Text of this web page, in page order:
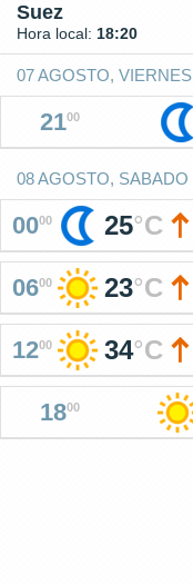
Suez
Hora local: 18:20
07 AGOSTO, VIERNES
2100
08 AGOSTO, SABADO
0000 25°C
0600 23°C
1200 34°C
1800